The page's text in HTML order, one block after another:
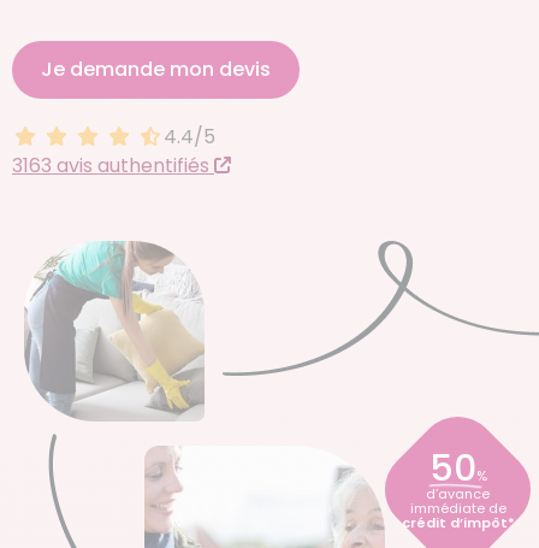
Je demande mon devis
4.4 sur 5
4.4/5
3163 avis authentifiés
50%
d’avance
immédiate de
crédit d’impôt*